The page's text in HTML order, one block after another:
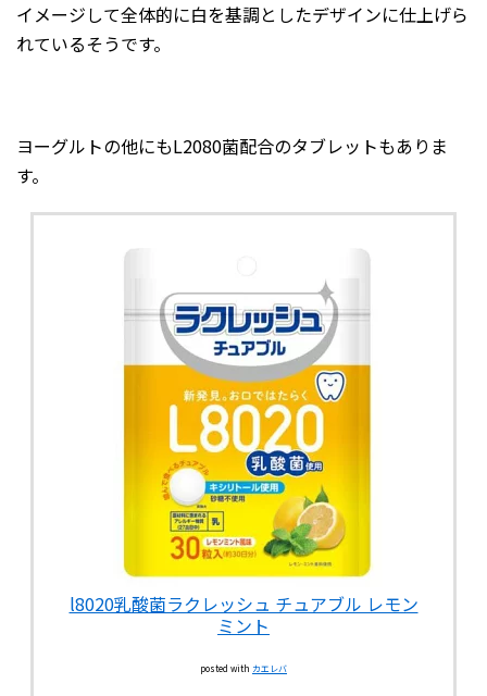
イメージして全体的に白を基調としたデザインに仕上げら
れているそうです。
ヨーグルトの他にもL2080菌配合のタブレットもありま
す。
l8020乳酸菌ラクレッシュ チュアブル レモン
ミント
posted with カエレバ